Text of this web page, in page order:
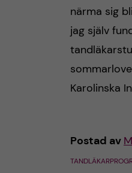
närma sig
jag själv
Karolinska
Postad av